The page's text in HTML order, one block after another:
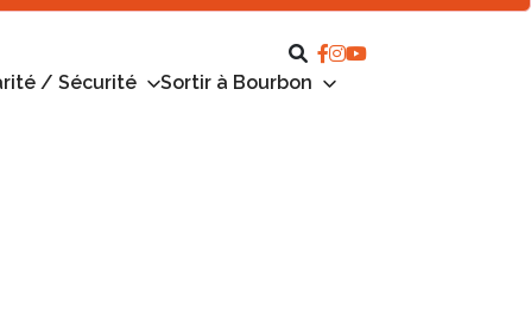
/ Sécurité
Sortir à Bourbon